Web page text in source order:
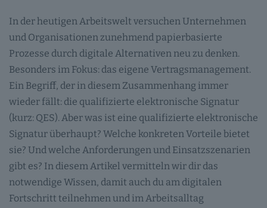
In der heutigen Arbeitswelt versuchen Unternehmen
und Organisationen zunehmend papierbasierte
Prozesse durch digitale Alternativen neu zu denken.
Besonders im Fokus: das eigene Vertragsmanagement.
Ein Begriff, der in diesem Zusammenhang immer
wieder fällt: die qualifizierte elektronische Signatur
(kurz: QES). Aber was ist eine qualifizierte elektronische
Signatur überhaupt? Welche konkreten Vorteile bietet
sie? Und welche Anforderungen und Einsatzszenarien
gibt es? In diesem Artikel vermitteln wir dir das
notwendige Wissen, damit auch du am digitalen
Fortschritt teilnehmen und im Arbeitsalltag